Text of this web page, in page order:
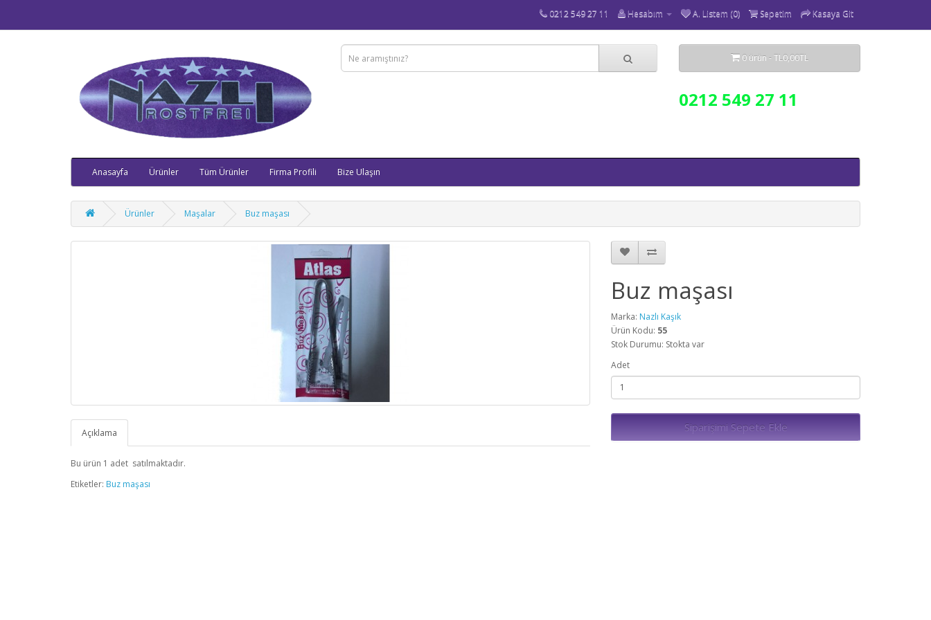
0212 549 27 11 Hesabım A. Listem (0) Sepetim Kasaya Git
0 ürün - TL0,00TL
0212 549 27 11
Anasayfa Ürünler Tüm Ürünler Firma Profili Bize Ulaşın
Ürünler Maşalar Buz maşası
Açıklama
Bu ürün 1 adet satılmaktadır.
Buz maşası
Marka: Nazlı Kaşık
Ürün Kodu: 55
Stok Durumu: Stokta var
Adet
Siparişimi Sepete Ekle
Etiketler: Buz maşası